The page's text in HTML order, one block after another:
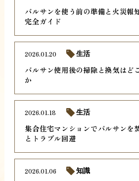
バルサンを使う前の準備と火災報
完全ガイド
バルサン使用後の掃除と換気はど
か
2026.01.20 生活
集合住宅マンションでバルサンを
とトラブル回避
2026.01.18 生活
2026.01.06 知識